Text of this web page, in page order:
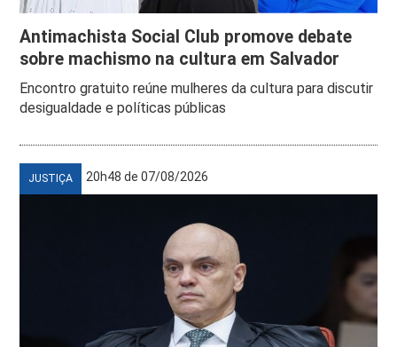
Antimachista Social Club promove debate
sobre machismo na cultura em Salvador
Encontro gratuito reúne mulheres da cultura para discutir
desigualdade e políticas públicas
JUSTIÇA 20h48 de 07/08/2026